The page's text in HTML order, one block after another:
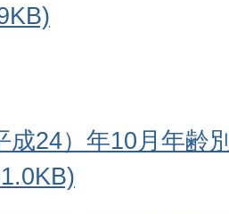
成24）年10月年齢